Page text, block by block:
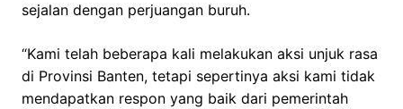
sejalan dengan perjuangan buruh.
“Kami telah beberapa kali melakukan aksi unjuk rasa
di Provinsi Banten, tetapi sepertinya aksi kami tidak
mendapatkan respon yang baik dari pemerintah